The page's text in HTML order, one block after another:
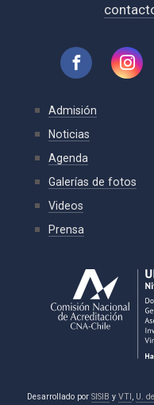
Admisión
Noticias
Agenda
Galerías de fotos
Videos
Prensa
Desarrollado por SISIB y VTI, U.